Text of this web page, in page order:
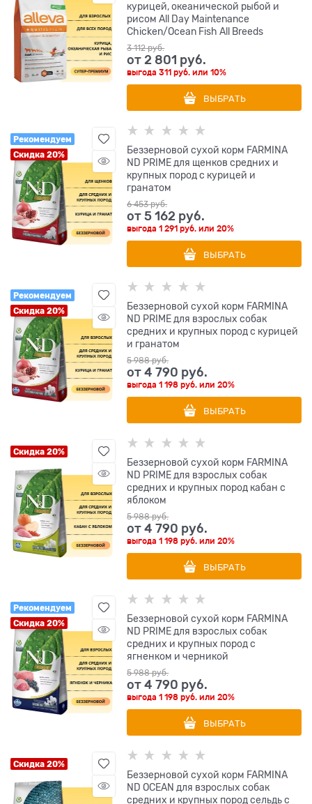
курицей, океанической рыбой и
рисом All Day Maintenance
Chicken/Ocean Fish All Breeds
3 112 руб.
от2 801 руб.
выгода311 руб. или10%
ВЫБРАТЬ
Рекомендуем
Скидка 20%
Беззерновой cухой корм FARMINA
ND PRIME для щенков средних и
крупных пород с курицей и
гранатом
6 453 руб.
от5 162 руб.
выгода1 291 руб. или20%
ВЫБРАТЬ
Рекомендуем
Скидка 20%
Беззерновой cухой корм FARMINA
ND PRIME для взрослых собак
средних и крупных пород с курицей
и гранатом
5 988 руб.
от4 790 руб.
выгода1 198 руб. или20%
ВЫБРАТЬ
Скидка 20%
Беззерновой cухой корм FARMINA
ND PRIME для взрослых собак
средних и крупных пород кабан с
яблоком
5 988 руб.
от4 790 руб.
выгода1 198 руб. или20%
ВЫБРАТЬ
Рекомендуем
Скидка 20%
Беззерновой cухой корм FARMINA
ND PRIME для взрослых собак
средних и крупных пород с
ягненком и черникой
5 988 руб.
от4 790 руб.
выгода1 198 руб. или20%
ВЫБРАТЬ
Скидка 20%
Беззерновой cухой корм FARMINA
ND OCEAN для взрослых собак
средних и крупных пород сельдь с